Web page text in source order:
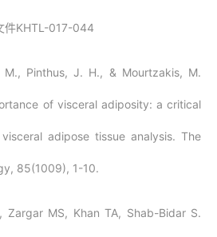
件KHTL-017-044
Pinthus, J. H., & Mourtzakis, M.
of visceral adiposity: a critical
adipose tissue analysis. The
85(1009), 1-10.
MS, Khan TA, Shab-Bidar S.